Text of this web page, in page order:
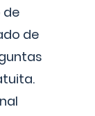
de
de